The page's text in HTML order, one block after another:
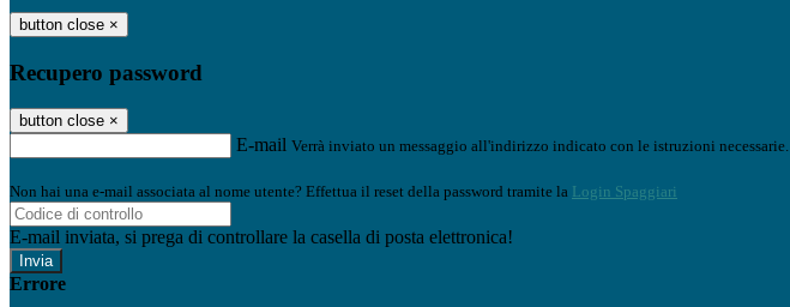
button close ×
Recupero password
button close ×
E-mail Verrà inviato un messaggio all'indirizzo indicato con le istruzioni necessarie.
Non hai una e-mail associata al nome utente? Effettua il reset della password tramite la Login Spaggiari
E-mail inviata, si prega di controllare la casella di posta elettronica!
Errore